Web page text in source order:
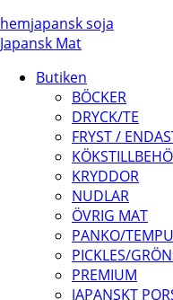
hemjapansk soja
Japansk Mat
Butiken
BÖCKER
DRYCK/TE
FRYST /
KRYDDOR
NUDLAR
ÖVRIG MAT
PANKO/
PICKLES/
PREMIUM
JAPANSKT